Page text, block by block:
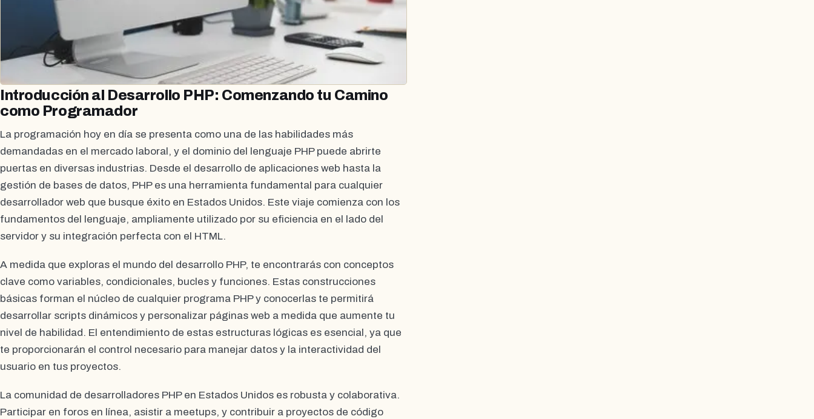
Introducción al Desarrollo PHP: Comenzando tu Camino
como Programador
La programación hoy en día se presenta como una de las habilidades más
demandadas en el mercado laboral, y el dominio del lenguaje PHP puede abrirte
puertas en diversas industrias. Desde el desarrollo de aplicaciones web hasta la
gestión de bases de datos, PHP es una herramienta fundamental para cualquier
desarrollador web que busque éxito en Estados Unidos. Este viaje comienza con los
fundamentos del lenguaje, ampliamente utilizado por su eficiencia en el lado del
servidor y su integración perfecta con el HTML.
A medida que exploras el mundo del desarrollo PHP, te encontrarás con conceptos
clave como variables, condicionales, bucles y funciones. Estas construcciones
básicas forman el núcleo de cualquier programa PHP y conocerlas te permitirá
desarrollar scripts dinámicos y personalizar páginas web a medida que aumente tu
nivel de habilidad. El entendimiento de estas estructuras lógicas es esencial, ya que
te proporcionarán el control necesario para manejar datos y la interactividad del
usuario en tus proyectos.
La comunidad de desarrolladores PHP en Estados Unidos es robusta y colaborativa.
Participar en foros en línea, asistir a meetups, y contribuir a proyectos de código